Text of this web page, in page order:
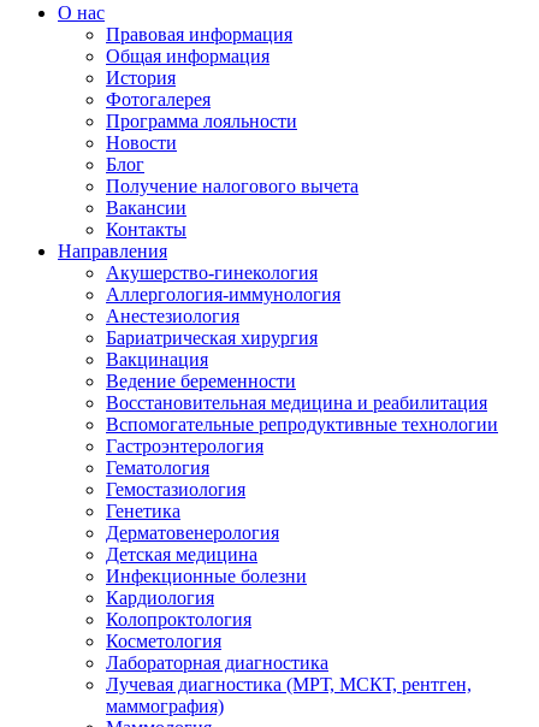
О нас
Правовая информация
Общая информация
История
Фотогалерея
Программа лояльности
Новости
Блог
Получение налогового вычета
Вакансии
Контакты
Направления
Акушерство-гинекология
Аллергология-иммунология
Анестезиология
Бариатрическая хирургия
Вакцинация
Ведение беременности
Восстановительная медицина и реабилитация
Вспомогательные репродуктивные технологии
Гастроэнтерология
Гематология
Гемостазиология
Генетика
Дерматовенерология
Детская медицина
Инфекционные болезни
Кардиология
Колопроктология
Косметология
Лабораторная диагностика
Лучевая диагностика (МРТ, МСКТ, рентген,
маммография)